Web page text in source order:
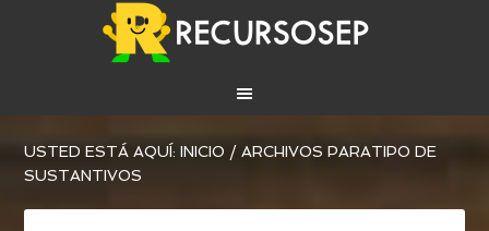
USTED ESTÁ AQUÍ:INICIO / ARCHIVOS PARATIPO DE
SUSTANTIVOS